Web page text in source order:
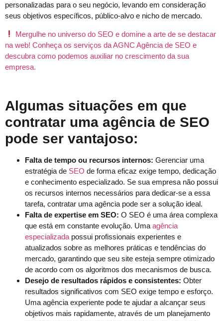
personalizadas para o seu negócio, levando em consideração
seus objetivos específicos, público-alvo e nicho de mercado.
Mergulhe no universo do SEO e domine a arte de se destacar
na web! Conheça os serviços da AGNC Agência de SEO e
descubra como podemos auxiliar no crescimento da sua
empresa.
Algumas situações em que
contratar uma agência de SEO
pode ser vantajoso:
Falta de tempo ou recursos internos: Gerenciar uma
estratégia de SEO de forma eficaz exige tempo, dedicação
e conhecimento especializado. Se sua empresa não possui
os recursos internos necessários para dedicar-se a essa
tarefa, contratar uma agência pode ser a solução ideal.
Falta de expertise em SEO: O SEO é uma área complexa
que está em constante evolução. Uma agência
especializada possui profissionais experientes e
atualizados sobre as melhores práticas e tendências do
mercado, garantindo que seu site esteja sempre otimizado
de acordo com os algoritmos dos mecanismos de busca.
Desejo de resultados rápidos e consistentes: Obter
resultados significativos com SEO exige tempo e esforço.
Uma agência experiente pode te ajudar a alcançar seus
objetivos mais rapidamente, através de um planejamento